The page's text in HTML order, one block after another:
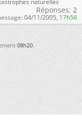
naturelles
Réponses: 2
04/11/2005, 17h56
08h20.